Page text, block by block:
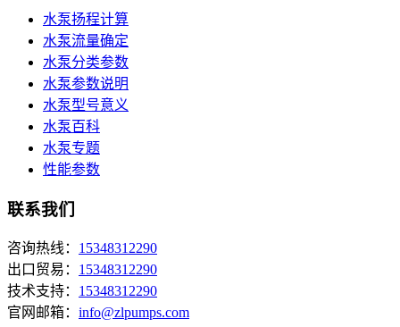
水泵扬程计算
水泵流量确定
水泵分类参数
水泵参数说明
水泵型号意义
水泵百科
水泵专题
性能参数
联系我们
咨询热线： 15348312290
出口贸易： 15348312290
技术支持： 15348312290
官网邮箱： info@zlpumps.com